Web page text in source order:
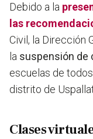
Debido a la
las
Civil, la Dirección
la suspensión de
escuelas de
distrito de
Clases